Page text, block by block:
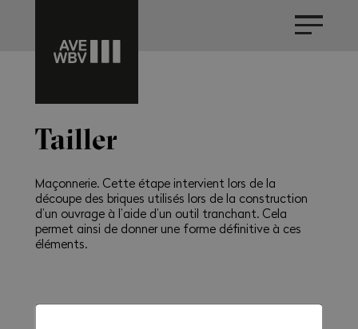
Tailler
Maçonnerie. Cette étape intervient lors de la
découpe des briques utilisés lors de la construction
d’un ouvrage à l’aide d’un outil tranchant. Cela
permet ainsi de donner une forme définitive à ces
éléments.